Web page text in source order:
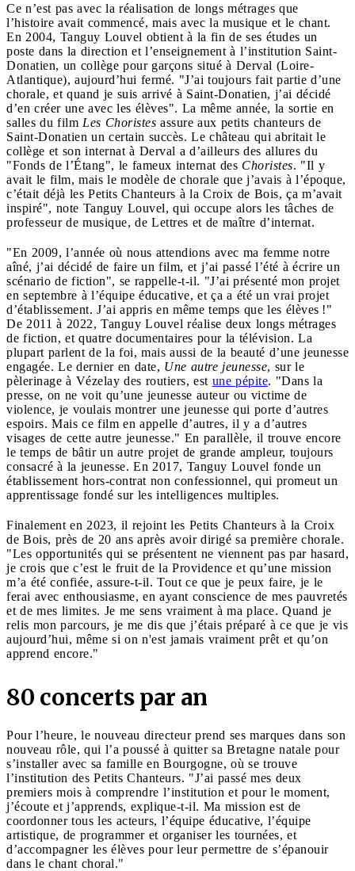
Ce n’est pas avec la réalisation de longs métrages que
l’histoire avait commencé, mais avec la musique et le chant.
En 2004, Tanguy Louvel obtient à la fin de ses études un
poste dans la direction et l’enseignement à l’institution Saint-
Donatien, un collège pour garçons situé à Derval (Loire-
Atlantique), aujourd’hui fermé. "J’ai toujours fait partie d’une
chorale, et quand je suis arrivé à Saint-Donatien, j’ai décidé
d’en créer une avec les élèves". La même année, la sortie en
salles du film Les Choristes assure aux petits chanteurs de
Saint-Donatien un certain succès. Le château qui abritait le
collège et son internat à Derval a d’ailleurs des allures du
"Fonds de l’Étang", le fameux internat des Choristes. "Il y
avait le film, mais le modèle de chorale que j’avais à l’époque,
c’était déjà les Petits Chanteurs à la Croix de Bois, ça m’avait
inspiré", note Tanguy Louvel, qui occupe alors les tâches de
professeur de musique, de Lettres et de maître d’internat.
"En 2009, l’année où nous attendions avec ma femme notre
aîné, j’ai décidé de faire un film, et j’ai passé l’été à écrire un
scénario de fiction", se rappelle-t-il. "J’ai présenté mon projet
en septembre à l’équipe éducative, et ça a été un vrai projet
d’établissement. J’ai appris en même temps que les élèves !"
De 2011 à 2022, Tanguy Louvel réalise deux longs métrages
de fiction, et quatre documentaires pour la télévision. La
plupart parlent de la foi, mais aussi de la beauté d’une jeunesse
engagée. Le dernier en date, Une autre jeunesse, sur le
pèlerinage à Vézelay des routiers, est une pépite. "Dans la
presse, on ne voit qu’une jeunesse auteur ou victime de
violence, je voulais montrer une jeunesse qui porte d’autres
espoirs. Mais ce film en appelle d’autres, il y a d’autres
visages de cette autre jeunesse." En parallèle, il trouve encore
le temps de bâtir un autre projet de grande ampleur, toujours
consacré à la jeunesse. En 2017, Tanguy Louvel fonde un
établissement hors-contrat non confessionnel, qui promeut un
apprentissage fondé sur les intelligences multiples.
Finalement en 2023, il rejoint les Petits Chanteurs à la Croix
de Bois, près de 20 ans après avoir dirigé sa première chorale.
"Les opportunités qui se présentent ne viennent pas par hasard,
je crois que c’est le fruit de la Providence et qu’une mission
m’a été confiée, assure-t-il. Tout ce que je peux faire, je le
ferai avec enthousiasme, en ayant conscience de mes pauvretés
et de mes limites. Je me sens vraiment à ma place. Quand je
relis mon parcours, je me dis que j’étais préparé à ce que je vis
aujourd’hui, même si on n'est jamais vraiment prêt et qu’on
apprend encore."
80 concerts par an
Pour l’heure, le nouveau directeur prend ses marques dans son
nouveau rôle, qui l’a poussé à quitter sa Bretagne natale pour
s’installer avec sa famille en Bourgogne, où se trouve
l’institution des Petits Chanteurs. "J’ai passé mes deux
premiers mois à comprendre l’institution et pour le moment,
j’écoute et j’apprends, explique-t-il. Ma mission est de
coordonner tous les acteurs, l’équipe éducative, l’équipe
artistique, de programmer et organiser les tournées, et
d’accompagner les élèves pour leur permettre de s’épanouir
dans le chant choral."